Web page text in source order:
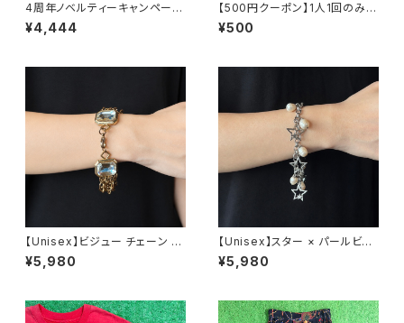
4周年ノベルティーキャンペーン
開催中！
¥4,444
【500円クーポン】1人1回のみご
利用可能！
¥500
【Unisex】ビジュー チェーン ブ
レスレット / 古着 アクセサリー
N0737
¥5,980
【Unisex】スター × パールビー
ズ チャーム チェーン ブレスレッ
ト / 古着 アクセサリー N1109
¥5,980